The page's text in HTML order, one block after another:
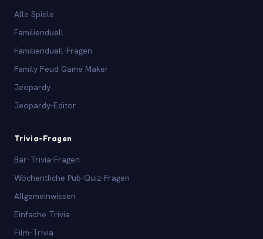
Alle Spiele
Familienduell
Familienduell-Fragen
Family Feud Game Maker
Jeopardy
Jeopardy-Editor
Trivia-Fragen
Bar-Trivia-Fragen
Wöchentliche Pub-Quiz-Fragen
Allgemeinwissen
Einfache Trivia
Film-Trivia